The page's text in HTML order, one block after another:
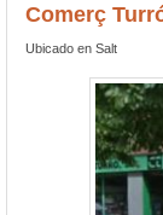
Comerç
Ubicado en Salt